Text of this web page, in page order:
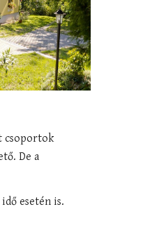
csoportok
De a
esetén is.